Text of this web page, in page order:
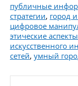
публичные
стратегии, город
цифровое
этические
искусственного
сетей, умный